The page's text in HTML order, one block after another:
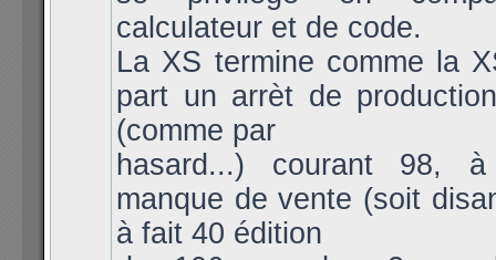
calculateur et de code.
La XS termine comme la
part un arrèt de
(comme par
hasard...) courant 98,
manque de vente (soit
à fait 40 édition